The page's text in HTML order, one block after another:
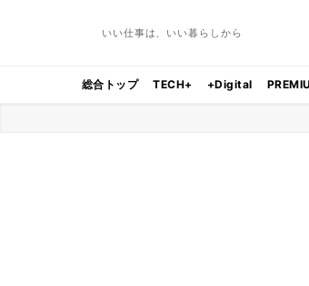
いい仕事は、いい暮らしから
総合トップ TECH+ +Digital